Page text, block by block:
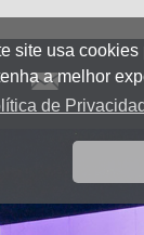
site usa
a melhor
de